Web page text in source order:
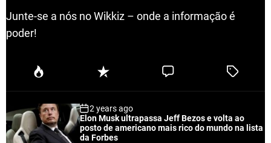
Junte-se a nós no Wikkiz – onde a informação é
poder!
P
u
a
R
e
n
t
C
e
T
e
2 years ago
Elon Musk ultrapassa Jeff Bezos e volta ao
posto de americano mais rico do mundo na lista
da Forbes